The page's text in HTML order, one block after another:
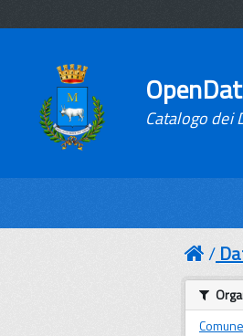
Catalogo dei